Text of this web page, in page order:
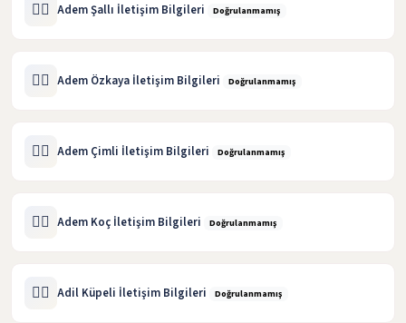
🧑‍⚖️ Adem Şallı İletişim Bilgileri Doğrulanmamış
🧑‍⚖️ Adem Özkaya İletişim Bilgileri Doğrulanmamış
🧑‍⚖️ Adem Çimli İletişim Bilgileri Doğrulanmamış
🧑‍⚖️ Adem Koç İletişim Bilgileri Doğrulanmamış
🧑‍⚖️ Adil Küpeli İletişim Bilgileri Doğrulanmamış